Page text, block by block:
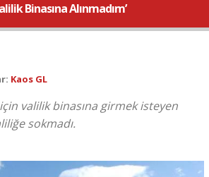
Binasına Alınmadım’
Kaos GL
valilik binasına girmek isteyen
sokmadı.